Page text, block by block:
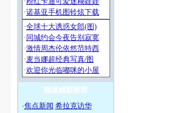
频道精彩推荐
·焦点新闻 希拉克访华